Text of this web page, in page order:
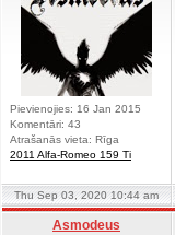
Pievienojies: 16 Jan 2015
Komentāri: 43
Atrašanās vieta: Rīga
2011 Alfa-Romeo 159 Ti
Thu Sep 03, 2020 10:44 am
Asmodeus